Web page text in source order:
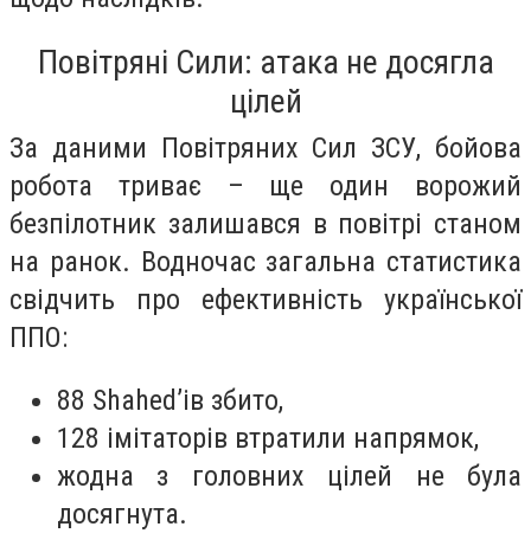
Повітряні Сили: атака не досягла
цілей
За даними Повітряних Сил ЗСУ, бойова
робота триває – ще один ворожий
безпілотник залишався в повітрі станом
на ранок. Водночас загальна статистика
свідчить про ефективність української
ППО:
88 Shahed’ів збито,
128 імітаторів втратили напрямок,
жодна з головних цілей не була
досягнута.